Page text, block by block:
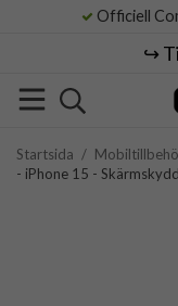
Officiell
↪️
Startsida /
- iPhone 15 -